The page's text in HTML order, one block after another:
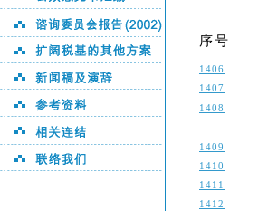
序号
1406
1407
1408
1409
1410
1411
1412